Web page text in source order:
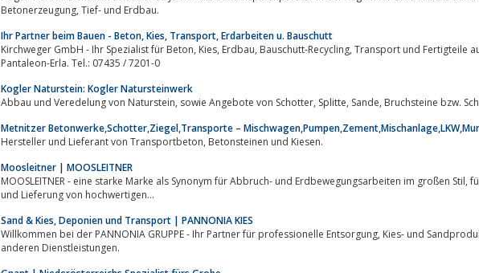
Betonerzeugung, Tief- und Erdbau.
Ihr Partner beim Bauen - Beton, Kies, Transport, Erdarbeiten u. Bauschutt
Kirchweger GmbH - Ihr Spezialist für Beton, Kies, Erdbau, Bauschutt-Recycling, Transport und Fertigteile aus A-4303 St.
Pantaleon-Erla. Tel.: 07435 / 7201-0
Kogler Naturstein: Kogler Natursteinwerk
Abbau und Veredelung von Naturstein, sowie Angebote von
Metnitzer Betonwerke,Schotter,Ziegel,Transporte –
Hersteller und Lieferant von Transportbeton, Betonsteinen und Kiesen.
Moosleitner | MOOSLEITNER
MOOSLEITNER - eine starke Marke als Synonym für Abbruch- und Erdbewegungsarbeiten im großen Stil, für die Herstellung
und Lieferung von hochwertigen...
Sand & Kies, Deponien und Transport | PANNONIA KIES
Willkommen bei der PANNONIA GRUPPE - Ihr Partner für professionelle Entsorgung, Kies- und Sandprodukte sowie vielen
anderen Dienstleistungen.